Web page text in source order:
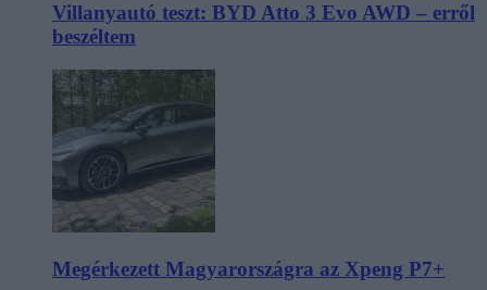
Villanyautó teszt: BYD Atto 3 Evo AWD – erről
beszéltem
Megérkezett Magyarországra az Xpeng P7+